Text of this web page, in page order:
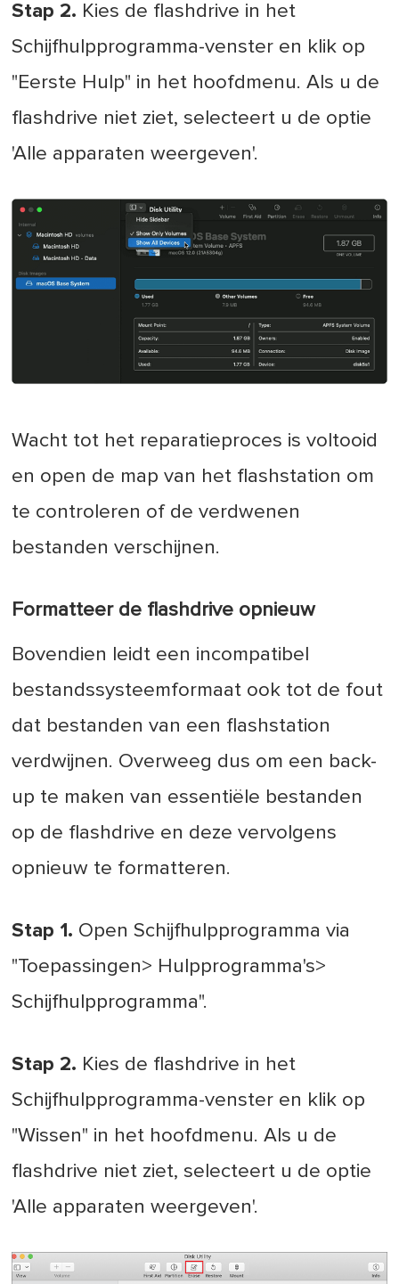
Stap 2. Kies de flashdrive in het
Schijfhulpprogramma-venster en klik op
"Eerste Hulp" in het hoofdmenu. Als u de
flashdrive niet ziet, selecteert u de optie
'Alle apparaten weergeven'.
Wacht tot het reparatieproces is voltooid
en open de map van het flashstation om
te controleren of de verdwenen
bestanden verschijnen.
Formatteer de flashdrive opnieuw
Bovendien leidt een incompatibel
bestandssysteemformaat ook tot de fout
dat bestanden van een flashstation
verdwijnen. Overweeg dus om een back-
up te maken van essentiële bestanden
op de flashdrive en deze vervolgens
opnieuw te formatteren.
Stap 1. Open Schijfhulpprogramma via
"Toepassingen> Hulpprogramma's>
Schijfhulpprogramma".
Stap 2. Kies de flashdrive in het
Schijfhulpprogramma-venster en klik op
"Wissen" in het hoofdmenu. Als u de
flashdrive niet ziet, selecteert u de optie
'Alle apparaten weergeven'.